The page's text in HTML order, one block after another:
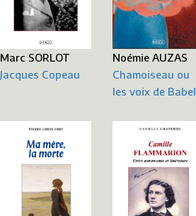
Marc SORLOT
Jacques Copeau
Noémie AUZAS
Chamoiseau ou
les voix de Babel